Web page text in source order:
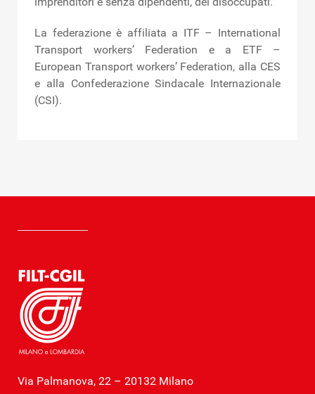
La federazione è affiliata a ITF – International
Transport workers’ Federation e a ETF –
European Transport workers’ Federation, alla CES
e alla Confederazione Sindacale Internazionale
(CSI).
Via Palmanova, 22 – 20132 Milano